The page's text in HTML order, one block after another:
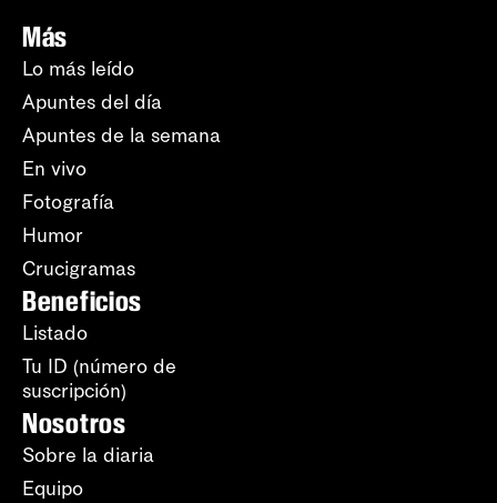
Más
Lo más leído
Apuntes del día
Apuntes de la semana
En vivo
Fotografía
Humor
Crucigramas
Beneficios
Listado
Tu ID (número de
suscripción)
Nosotros
Sobre la diaria
Equipo